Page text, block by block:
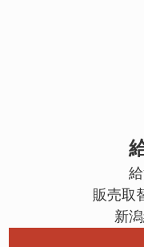
販売取
新